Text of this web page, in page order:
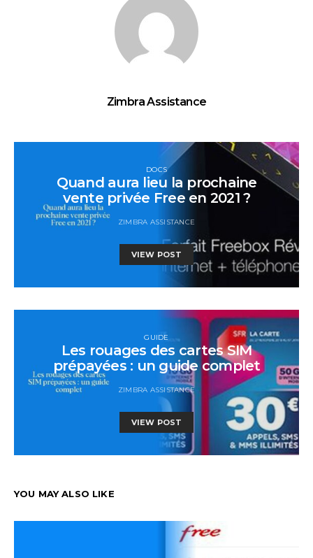
Zimbra Assistance
DOCS
Quand aura lieu la prochaine
vente privée Free en 2021 ?
ZIMBRA ASSISTANCE
VIEW POST
GUIDE
Les rouages des cartes SIM
prépayées : un guide complet
ZIMBRA ASSISTANCE
VIEW POST
YOU MAY ALSO LIKE